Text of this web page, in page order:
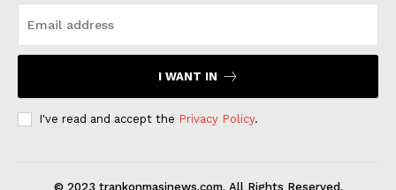
I WANT IN
I've read and accept the Privacy Policy.
© 2023 trankonmasinews.com. All Rights Reserved.